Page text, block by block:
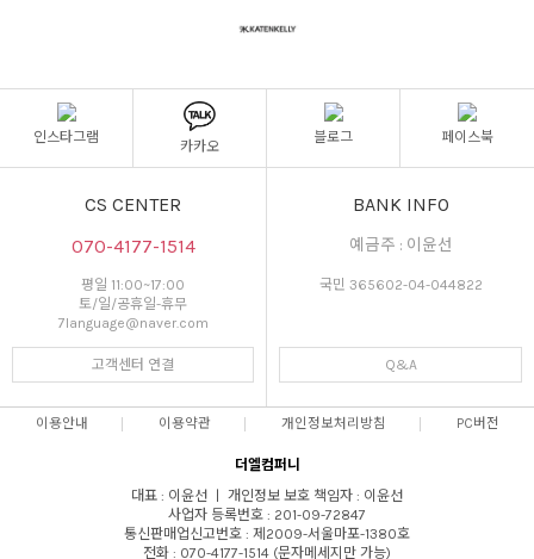
인스타그램
카카오
블로그 페이스북
CS CENTER
070-4177-1514
평일 11:00~17:00
토/일/공휴일-휴무
7language@naver.com
고객센터 연결
BANK INFO
예금주 : 이윤선
국민 365602-04-044822
Q&A
이용안내 이용약관 개인정보처리방침 PC버전
더엘컴퍼니
대표 : 이윤선 ㅣ 개인정보 보호 책임자 : 이윤선
사업자 등록번호 : 201-09-72847
통신판매업신고번호 : 제2009-서울마포-1380호
전화 : 070-4177-1514 (문자메세지만 가능)